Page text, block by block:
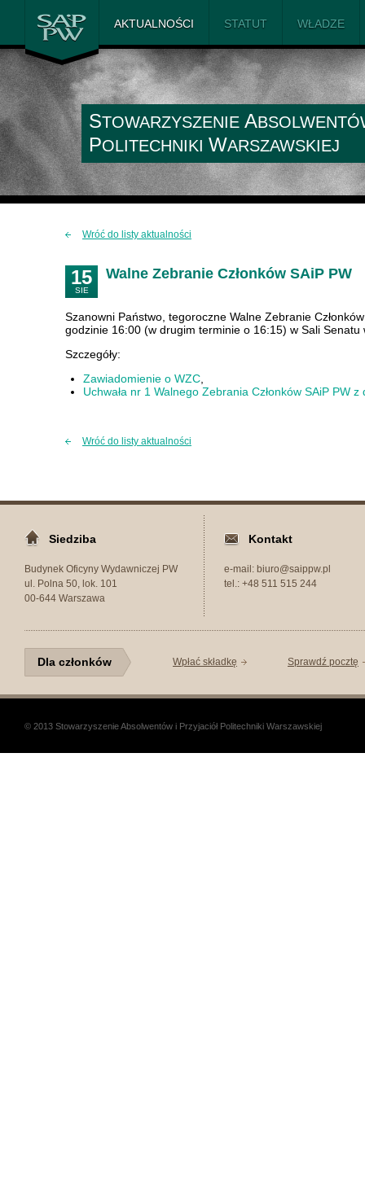
SAiP PW
AKTUALNOŚCI STATUT WŁADZE
STOWARZYSZENIE A
POLITECHNIKI WARSZAWSKIEJ
Wróć do listy aktualności
15
SIE
Walne Zebranie Członków SAiP PW
Szanowni Państwo, tegoroczne Walne Zebranie
godzinie 16:00 (w drugim terminie o 16:15) w Sali Senatu
Szczegóły:
Zawiadomienie o WZC
Uchwała nr 1 Walnego Zebrania Członków SAiP PW
Wróć do listy aktualności
Siedziba
Budynek Oficyny Wydawniczej PW
ul. Polna 50, lok. 101
00-644 Warszawa
Kontakt
e-mail: biuro@saippw.pl
tel.: +48 511 515 244
Dla członków Wpłać składkę Sprawdź pocztę
© 2013 Stowarzyszenie Absolwentów i Przyjaciół Politechniki Warszawskiej